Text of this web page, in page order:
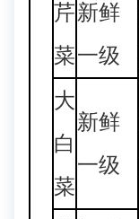
芹
菜
新鲜
一级
大
白
菜
新鲜
一级